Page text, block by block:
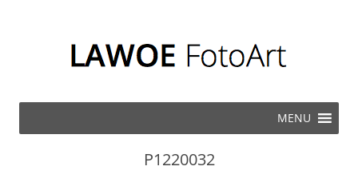
Zum Inhalt springen
MENU
P1220032